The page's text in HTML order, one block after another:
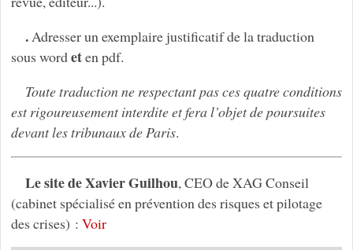
.Adresser un exemplaire justificatif de la traduction
sous wordeten pdf.
Toute traduction ne respectant pas ces quatre conditions
est rigoureusement interdite et fera l’objet de poursuites
devant les tribunaux de Paris.
Le site de Xavier Guilhou, CEO de XAG Conseil
(cabinet spécialisé en prévention des risques et pilotage
des crises) : Voir